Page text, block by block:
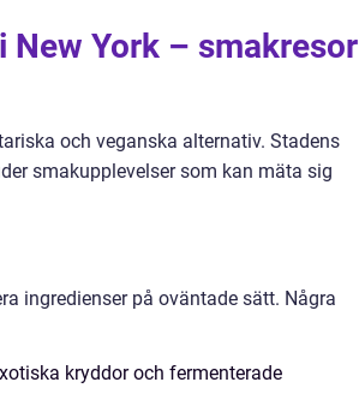
York – smakresor
och veganska alternativ. Stadens
smakupplevelser som kan mäta sig
ingredienser på oväntade sätt. Några
kryddor och fermenterade